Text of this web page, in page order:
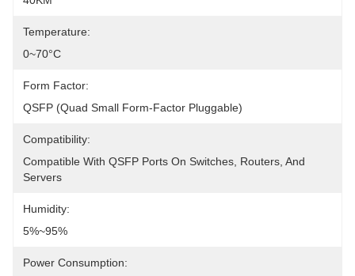
Temperature:
0~70°C
Form Factor:
QSFP (Quad Small Form-Factor Pluggable)
Compatibility:
Compatible With QSFP Ports On Switches, Routers, And
Servers
Humidity:
5%~95%
Power Consumption: